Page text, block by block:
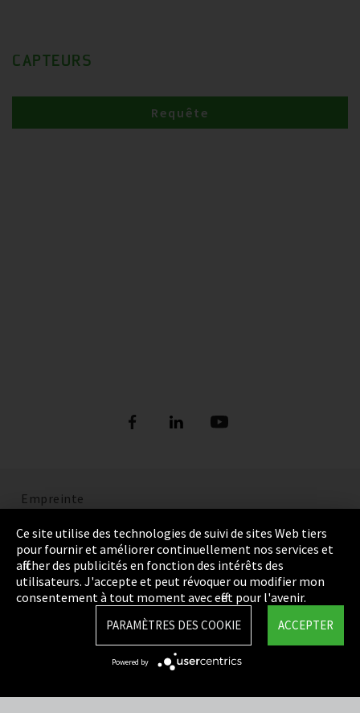
CAPTEURS
Requête
Empreinte
Politique de confidentialité
Cookie Settings
Termes et Conditions
Integrity Line
Ce site utilise des technologies de suivi de sites Web tiers
pour fournir et améliorer continuellement nos services et
afficher des publicités en fonction des intérêts des
utilisateurs. J'accepte et peut révoquer ou modifier mon
consentement à tout moment avec effet pour l'avenir.
ACCEPTER
PARAMÈTRES DES COOKIE
Powered by